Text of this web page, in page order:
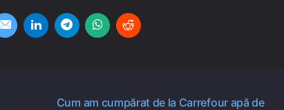
Cum am cumpărat de la Carrefour apă de